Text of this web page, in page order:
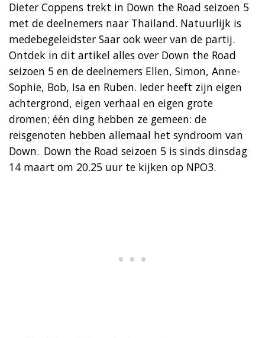
Dieter Coppens trekt in Down the Road seizoen 5
met de deelnemers naar Thailand. Natuurlijk is
medebegeleidster Saar ook weer van de partij.
Ontdek in dit artikel alles over Down the Road
seizoen 5 en de deelnemers Ellen, Simon, Anne-
Sophie, Bob, Isa en Ruben. Ieder heeft zijn eigen
achtergrond, eigen verhaal en eigen grote
dromen; één ding hebben ze gemeen: de
reisgenoten hebben allemaal het syndroom van
Down. Down the Road seizoen 5 is sinds dinsdag
14 maart om 20.25 uur te kijken op NPO3.